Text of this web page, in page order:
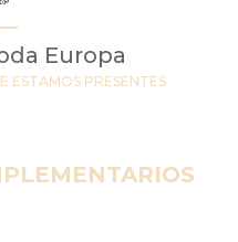
Europa
ESTAMOS PRESENTES